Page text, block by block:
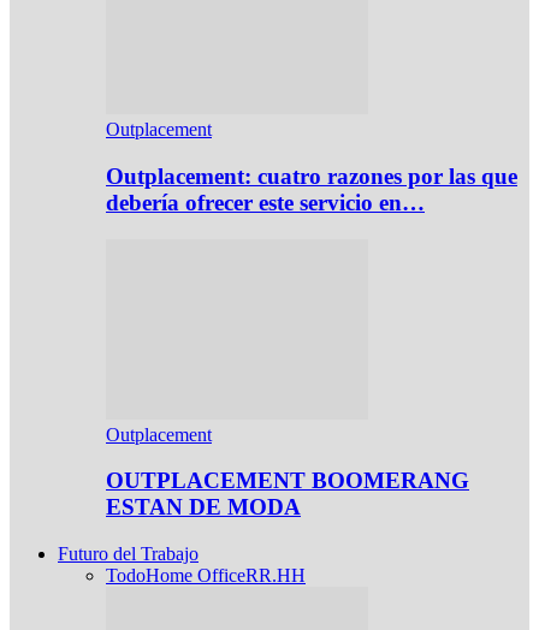
Outplacement
Outplacement: cuatro razones por las que
debería ofrecer este servicio en…
Outplacement
OUTPLACEMENT BOOMERANG
ESTAN DE MODA
Futuro del Trabajo
TodoHome OfficeRR.HH